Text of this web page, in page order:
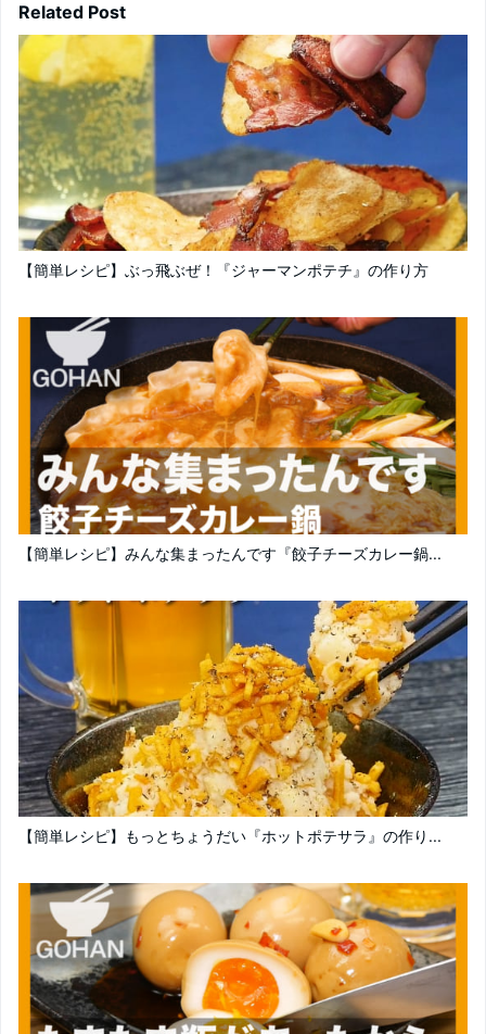
Related Post
【簡単レシピ】ぶっ飛ぶぜ！『ジャーマンポテチ』の作り方
【簡単レシピ】みんな集まったんです『餃子チーズカレー鍋...
【簡単レシピ】もっとちょうだい『ホットポテサラ』の作り...